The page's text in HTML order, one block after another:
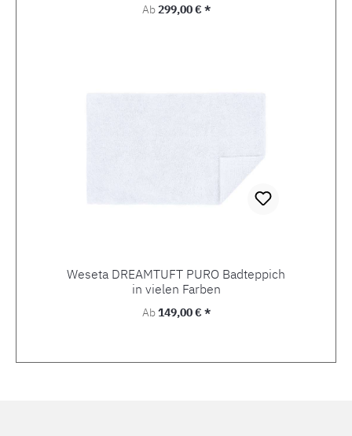
Regulärer Preis:
Ab299,00 € *
Weseta DREAMTUFT PURO Badteppich
in vielen Farben
Regulärer Preis:
Ab149,00 € *